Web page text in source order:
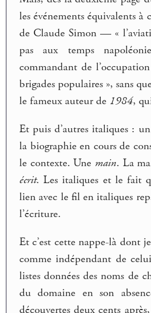
les événements équivalents
de Claude Simon — «
pas aux temps
commandant de
brigades populaires », sans
le fameux auteur de 1984,
Et puis d’autres italiques :
la biographie en cours de
le contexte. Une main. La
écrit. Les italiques et le fait
lien avec le fil en italiques
l’écriture.
Et c’est cette nappe-là dont
comme indépendant de
listes données des noms de
du domaine en son
découvertes deux cents